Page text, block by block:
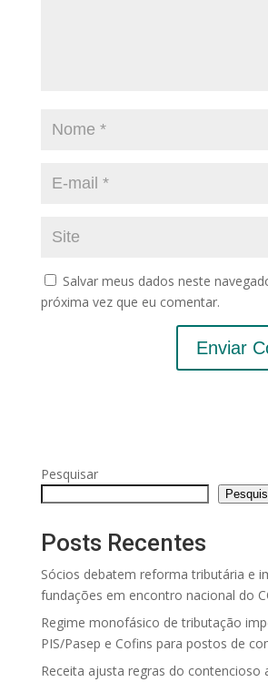
Salvar meus dados neste
próxima vez que eu comentar.
Pesquisar
Posts Recentes
Sócios debatem reforma tributária e
fundações em encontro nacional do
Regime monofásico de tributação
PIS/Pasep e Cofins para postos de
Receita ajusta regras do contencioso